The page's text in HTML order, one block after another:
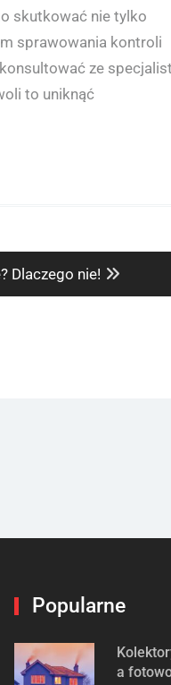
skutkować nie tylko
sprawowania kontroli
ze
to uniknąć
Dlaczego nie!
Popularne
a